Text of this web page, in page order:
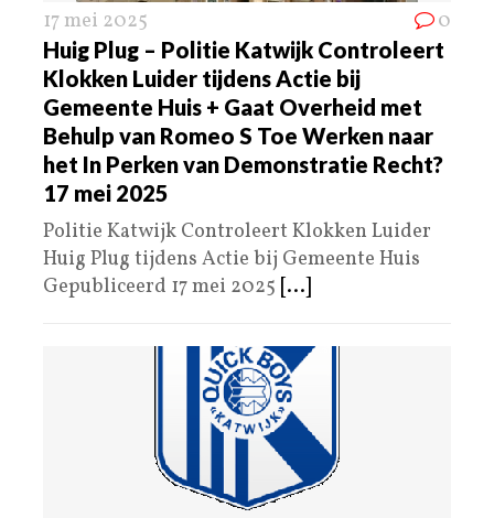
17 mei 2025 0
Huig Plug – Politie Katwijk Controleert
Klokken Luider tijdens Actie bij
Gemeente Huis + Gaat Overheid met
Behulp van Romeo S Toe Werken naar
het In Perken van Demonstratie Recht?
17 mei 2025
Politie Katwijk Controleert Klokken Luider
Huig Plug tijdens Actie bij Gemeente Huis
Gepubliceerd 17 mei 2025 [...]